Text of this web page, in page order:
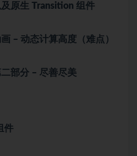
原生 Transition 组件
– 动态计算高度（难点）
部分 – 尽善尽美
件